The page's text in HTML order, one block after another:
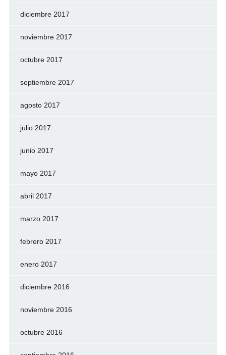
diciembre 2017
noviembre 2017
octubre 2017
septiembre 2017
agosto 2017
julio 2017
junio 2017
mayo 2017
abril 2017
marzo 2017
febrero 2017
enero 2017
diciembre 2016
noviembre 2016
octubre 2016